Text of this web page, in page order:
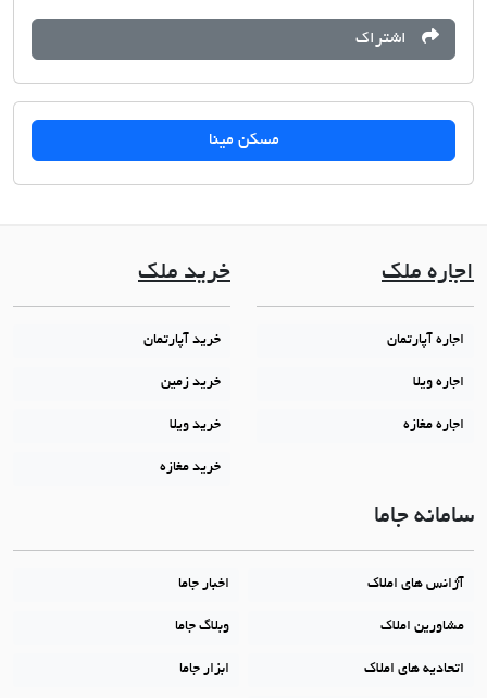
اشتراک
مسکن مینا
اجاره ملک
اجاره آپارتمان
اجاره ویلا
اجاره مغازه
خرید ملک
خرید آپارتمان
خرید زمین
خرید ویلا
خرید مغازه
سامانه جاما
آژانس های املاک اخبار جاما
مشاورین املاک وبلاگ جاما
اتحادیه های املاک ابزار جاما